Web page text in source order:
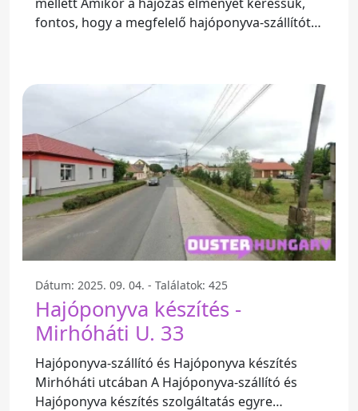
fontos, hogy a megfelelő hajóponyva-szállítót
Dátum: 2025. 09. 04. - Találatok: 425
Hajóponyva készítés -
Mirhóháti U. 33
Hajóponyva-szállító és Hajóponyva készítés
Mirhóháti utcában A Hajóponyva-szállító és
Hajóponyva készítés szolgáltatás egyre